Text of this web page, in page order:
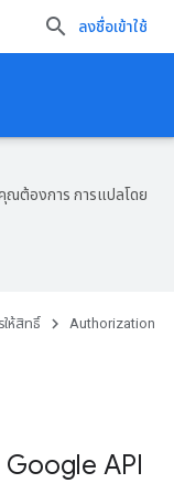
ลงชื่อเข้าใช้
ณต้องการ การแปลโดย
ให้สิทธิ์ Authorization
Google API